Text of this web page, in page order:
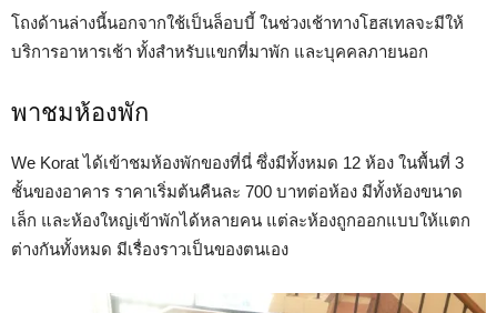
โถงด้านล่างนี้นอกจากใช้เป็นล็อบบี้ ในช่วงเช้าทางโฮสเทลจะมีให้
บริการอาหารเช้า ทั้งสำหรับแขกที่มาพัก และบุคคลภายนอก
พาชมห้องพัก
We Korat ได้เข้าชมห้องพักของที่นี่ ซึ่งมีทั้งหมด 12 ห้อง ในพื้นที่ 3
ชั้นของอาคาร ราคาเริ่มต้นคืนละ 700 บาทต่อห้อง มีทั้งห้องขนาด
เล็ก และห้องใหญ่เข้าพักได้หลายคน แต่ละห้องถูกออกแบบให้แตก
ต่างกันทั้งหมด มีเรื่องราวเป็นของตนเอง